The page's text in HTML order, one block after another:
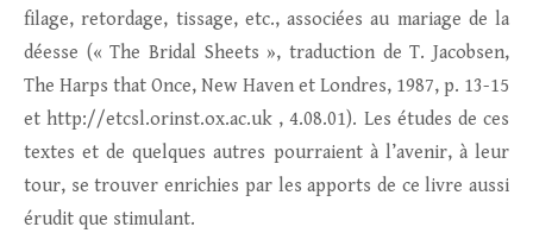
filage, retordage, tissage, etc., associées au mariage de la
déesse (« The Bridal Sheets », traduction de T. Jacobsen,
The Harps that Once, New Haven et Londres, 1987, p. 13-15
et http://etcsl.orinst.ox.ac.uk , 4.08.01). Les études de ces
textes et de quelques autres pourraient à l’avenir, à leur
tour, se trouver enrichies par les apports de ce livre aussi
érudit que stimulant.